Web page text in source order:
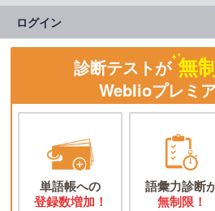
ログイン
診断テストが 無
Weblioプレミ
単語帳への
登録数増加！
語彙力診断
無制限！